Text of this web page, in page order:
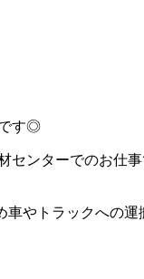
す◎
センターでのお仕事
やトラックへの運